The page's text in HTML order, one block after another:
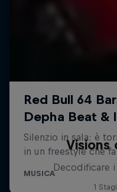
Visions
Decodificare
1